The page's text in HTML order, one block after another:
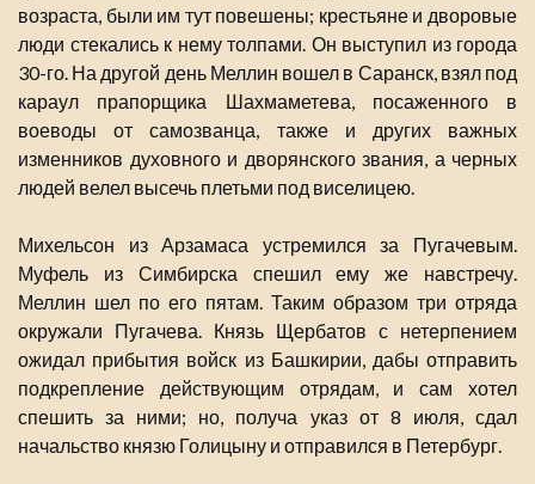
возраста, были им тут повешены; крестьяне и дворовые
люди стекались к нему толпами. Он выступил из города
30-го. На другой день Меллин вошел в Саранск, взял под
караул прапорщика Шахмаметева, посаженного в
воеводы от самозванца, также и других важных
изменников духовного и дворянского звания, а черных
людей велел высечь плетьми под виселицею.
Михельсон из Арзамаса устремился за Пугачевым.
Муфель из Симбирска спешил ему же навстречу.
Меллин шел по его пятам. Таким образом три отряда
окружали Пугачева. Князь Щербатов с нетерпением
ожидал прибытия войск из Башкирии, дабы отправить
подкрепление действующим отрядам, и сам хотел
спешить за ними; но, получа указ от 8 июля, сдал
начальство князю Голицыну и отправился в Петербург.